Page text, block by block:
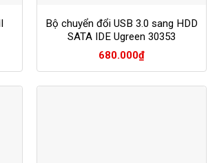
Bộ chuyển đổi USB 3.0 sang HDD
SATA IDE Ugreen 30353
680.000₫